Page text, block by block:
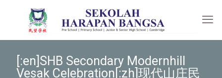
[:en]SHB Secondary Modernhill
Vesak Celebration[:zh]现代山庄民